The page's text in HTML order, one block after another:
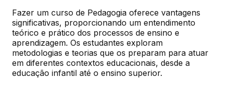
Fazer um curso de Pedagogia oferece vantagens
significativas, proporcionando um entendimento
teórico e prático dos processos de ensino e
aprendizagem. Os estudantes exploram
metodologias e teorias que os preparam para atuar
em diferentes contextos educacionais, desde a
educação infantil até o ensino superior.